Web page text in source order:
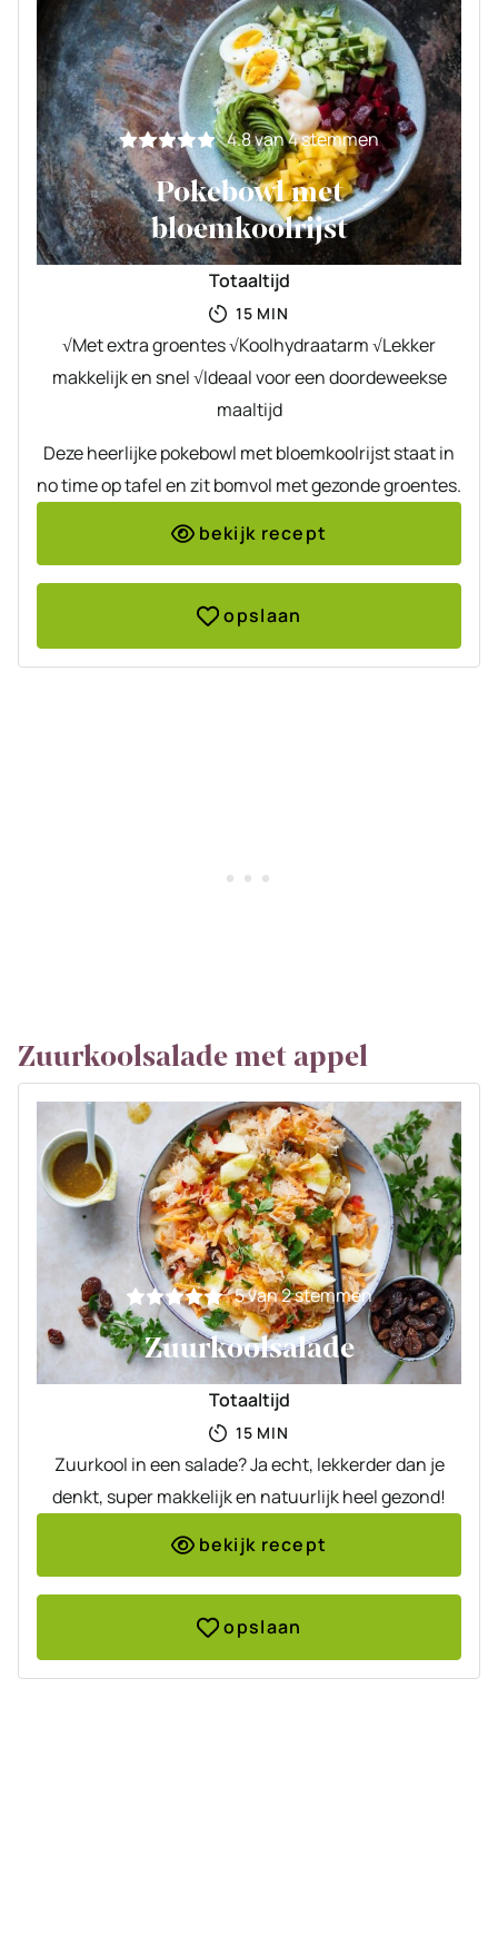
4.8van4stemmen
Pokebowl met
bloemkoolrijst
Totaaltijd
15MINUTEN
MIN
√Met extra groentes √Koolhydraatarm √Lekker
makkelijk en snel √Ideaal voor een doordeweekse
maaltijd
Deze heerlijke pokebowl met bloemkoolrijst staat in
no time op tafel en zit bomvol met gezonde groentes.
bekijk recept
opslaan
Zuurkoolsalade met appel
5van2stemmen
Zuurkoolsalade
Totaaltijd
15MINUTEN
MIN
Zuurkool in een salade? Ja echt, lekkerder dan je
denkt, super makkelijk en natuurlijk heel gezond!
bekijk recept
opslaan